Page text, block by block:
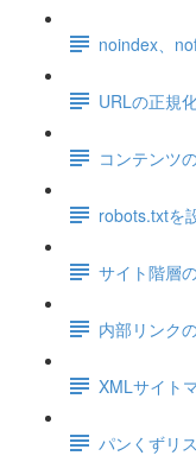
noindex、
URLの正規
コンテンツ
robots.txtを
サイト階層
内部リンク
XMLサイト
パンくずリ